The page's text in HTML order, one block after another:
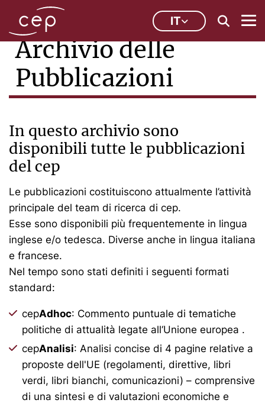
IT
Archivio delle
Pubblicazioni
In questo archivio sono
disponibili tutte le pubblicazioni
del cep
Le pubblicazioni costituiscono attualmente l’attività
principale del team di ricerca di cep.
Esse sono disponibili più frequentemente in lingua
inglese e/o tedesca. Diverse anche in lingua italiana
e francese.
Nel tempo sono stati definiti i seguenti formati
standard:
cepAdhoc: Commento puntuale di tematiche
politiche di attualità legate all‘Unione europea .
cepAnalisi: Analisi concise di 4 pagine relative a
proposte dell'UE (regolamenti, direttive, libri
verdi, libri bianchi, comunicazioni) – comprensive
di una sintesi e di valutazioni economiche e